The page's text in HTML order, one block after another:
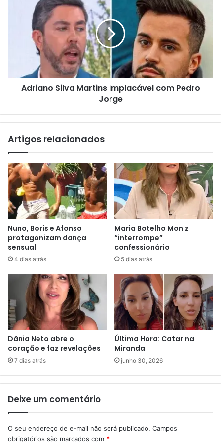
Adriano Silva Martins implacável com Pedro
Jorge
Artigos relacionados
Nuno, Boris e Afonso
protagonizam dança
sensual
4 dias atrás
Maria Botelho Moniz
“interrompe”
confessionário
5 dias atrás
Dânia Neto abre o
coração e faz revelações
7 dias atrás
Última Hora: Catarina
Miranda
junho 30, 2026
Deixe um comentário
O seu endereço de e-mail não será publicado. Campos
obrigatórios são marcados com *